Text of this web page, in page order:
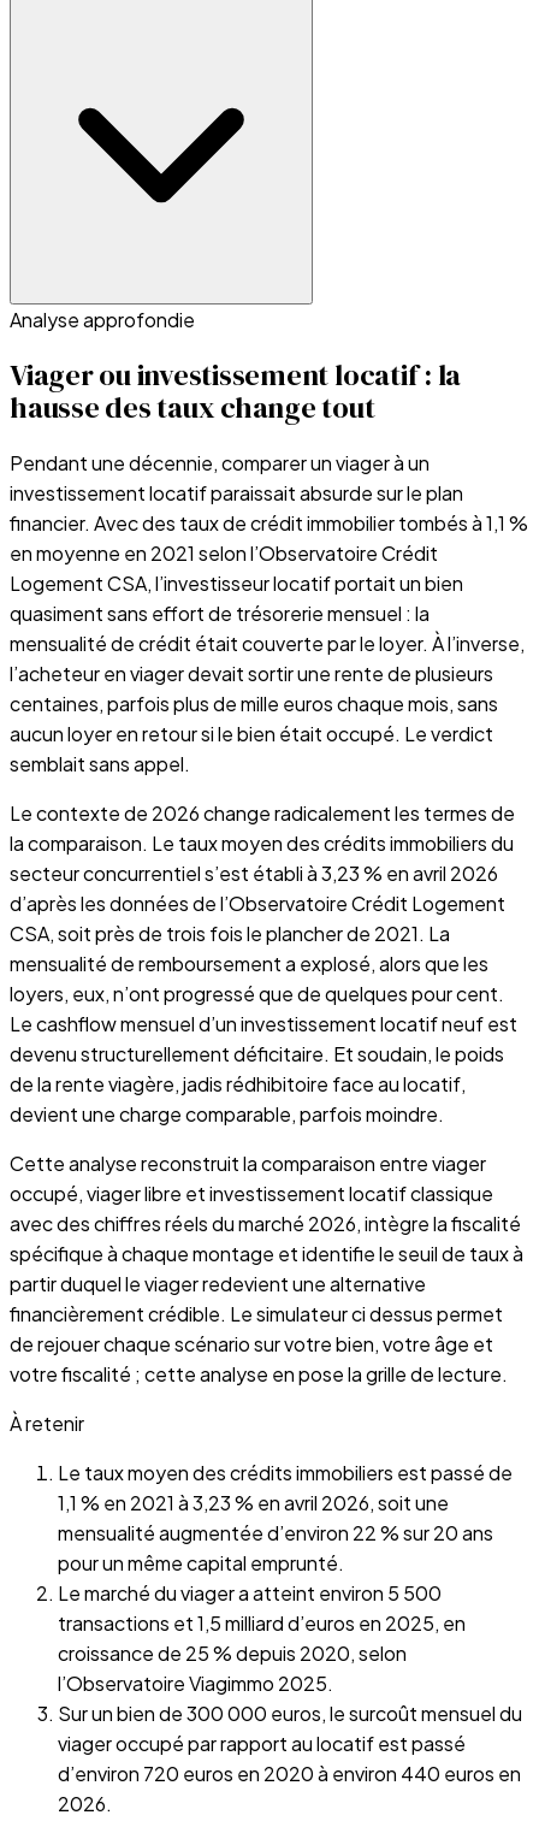
Analyse approfondie
Viager ou investissement locatif : la
hausse des taux change tout
Pendant une décennie, comparer un viager à un
investissement locatif paraissait absurde sur le plan
financier. Avec des taux de crédit immobilier tombés à 1,1 %
en moyenne en 2021 selon l’Observatoire Crédit
Logement CSA, l’investisseur locatif portait un bien
quasiment sans effort de trésorerie mensuel : la
mensualité de crédit était couverte par le loyer. À l’inverse,
l’acheteur en viager devait sortir une rente de plusieurs
centaines, parfois plus de mille euros chaque mois, sans
aucun loyer en retour si le bien était occupé. Le verdict
semblait sans appel.
Le contexte de 2026 change radicalement les termes de
la comparaison. Le taux moyen des crédits immobiliers du
secteur concurrentiel s’est établi à 3,23 % en avril 2026
d’après les données de l’Observatoire Crédit Logement
CSA, soit près de trois fois le plancher de 2021. La
mensualité de remboursement a explosé, alors que les
loyers, eux, n’ont progressé que de quelques pour cent.
Le cashflow mensuel d’un investissement locatif neuf est
devenu structurellement déficitaire. Et soudain, le poids
de la rente viagère, jadis rédhibitoire face au locatif,
devient une charge comparable, parfois moindre.
Cette analyse reconstruit la comparaison entre viager
occupé, viager libre et investissement locatif classique
avec des chiffres réels du marché 2026, intègre la fiscalité
spécifique à chaque montage et identifie le seuil de taux à
partir duquel le viager redevient une alternative
financièrement crédible. Le simulateur ci dessus permet
de rejouer chaque scénario sur votre bien, votre âge et
votre fiscalité ; cette analyse en pose la grille de lecture.
À retenir
Le taux moyen des crédits immobiliers est passé de
1,1 % en 2021 à 3,23 % en avril 2026, soit une
mensualité augmentée d’environ 22 % sur 20 ans
pour un même capital emprunté.
Le marché du viager a atteint environ 5 500
transactions et 1,5 milliard d’euros en 2025, en
croissance de 25 % depuis 2020, selon
l’Observatoire Viagimmo 2025.
Sur un bien de 300 000 euros, le surcoût mensuel du
viager occupé par rapport au locatif est passé
d’environ 720 euros en 2020 à environ 440 euros en
2026.